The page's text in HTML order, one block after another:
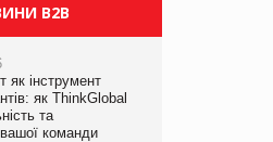
B2B
як інструмент
як ThinkGlobal
та
команди